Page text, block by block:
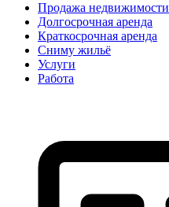
Продажа недвижимости
Долгосрочная аренда
Краткосрочная аренда
Сниму жильё
Услуги
Работа